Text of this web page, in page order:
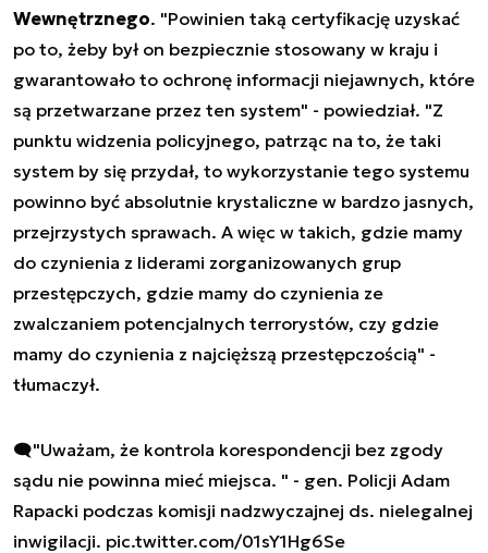
Wewnętrznego. "Powinien taką certyfikację uzyskać
po to, żeby był on bezpiecznie stosowany w kraju i
gwarantowało to ochronę informacji niejawnych, które
są przetwarzane przez ten system" - powiedział. "Z
punktu widzenia policyjnego, patrząc na to, że taki
system by się przydał, to wykorzystanie tego systemu
powinno być absolutnie krystaliczne w bardzo jasnych,
przejrzystych sprawach. A więc w takich, gdzie mamy
do czynienia z liderami zorganizowanych grup
przestępczych, gdzie mamy do czynienia ze
zwalczaniem potencjalnych terrorystów, czy gdzie
mamy do czynienia z najcięższą przestępczością" -
tłumaczył.
🗨️"Uważam, że kontrola korespondencji bez zgody
sądu nie powinna mieć miejsca. " - gen. Policji Adam
Rapacki podczas komisji nadzwyczajnej ds. nielegalnej
inwigilacji. pic.twitter.com/01sY1Hg6Se